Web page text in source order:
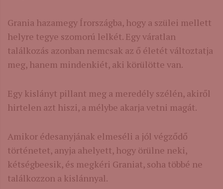
Grania hazamegy Írországba, hogy a szülei mellett
helyre tegye szomorú lelkét. Egy váratlan
találkozás azonban nemcsak az ő életét változtatja
meg, hanem mindenkiét, aki körülötte van.
Egy kislányt pillant meg a meredély szélén, akiről
hirtelen azt hiszi, a mélybe akarja vetni magát.
Amikor édesanyjának elmeséli a jól végződő
történetet, anyja ahelyett, hogy örülne neki,
kétségbeesik, és megkéri Graniat, soha többé ne
találkozzon a kislánnyal.